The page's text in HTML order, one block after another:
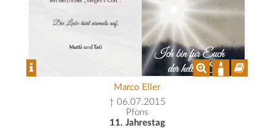
Marco Eller
† 06.07.2015
Pfons
11. Jahrestag